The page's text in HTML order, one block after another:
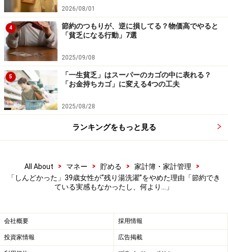
2026/08/01
4
節約のつもりが、逆に損してる？物価高でやると
「貧乏になる行動」7選
2025/09/08
5
「一生貧乏」はスーパーのカゴの中に表れる？
「お金持ちカゴ」に変える4つの工夫
2025/08/28
ランキングをもっと見る
All About > マネー > 貯める > 家計簿・家計管理
>
「しんどかった」39歳女性が“残り湯洗濯”をやめた理由「節約でき
ている実感もなかったし、何より…」
会社概要 採用情報
投資家情報 広告掲載